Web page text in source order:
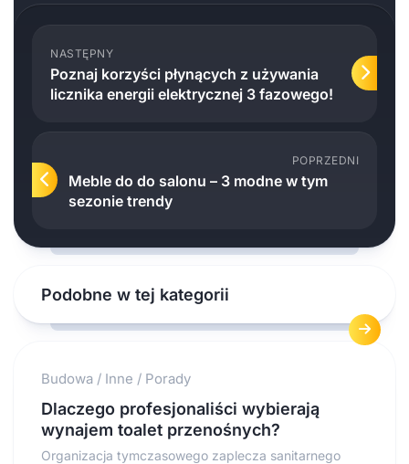
NASTĘPNY
Poznaj korzyści płynących z używania
licznika energii elektrycznej 3 fazowego!
POPRZEDNI
Meble do do salonu – 3 modne w tym
sezonie trendy
Podobne w tej kategorii
Budowa / Inne / Porady
Dlaczego profesjonaliści wybierają
wynajem toalet przenośnych?
Organizacja tymczasowego zaplecza sanitarnego